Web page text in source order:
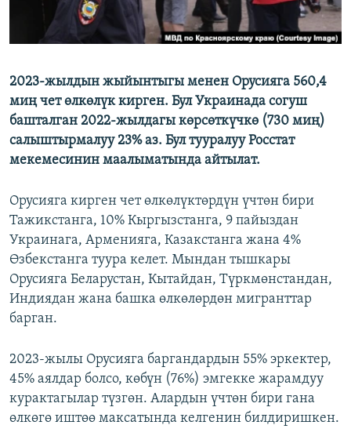
2023-жылдын жыйынтыгы менен Орусияга 560,4
миң чет өлкөлүк кирген. Бул Украинада согуш
башталган 2022-жылдагы көрсөткүчкө (730 миң)
салыштырмалуу 23% аз. Бул тууралуу Росстат
мекемесинин маалыматында айтылат.
Орусияга кирген чет өлкөлүктөрдүн үчтөн бири
Тажикстанга, 10% Кыргызстанга, 9 пайыздан
Украинага, Арменияга, Казакстанга жана 4%
Өзбекстанга туура келет. Мындан тышкары
Орусияга Беларустан, Кытайдан, Түркмөнстандан,
Индиядан жана башка өлкөлөрдөн мигранттар
барган.
2023-жылы Орусияга баргандардын 55% эркектер,
45% аялдар болсо, көбүн (76%) эмгекке жарамдуу
курактагылар түзгөн. Алардын үчтөн бири гана
өлкөгө иштөө максатында келгенин билдиришкен.